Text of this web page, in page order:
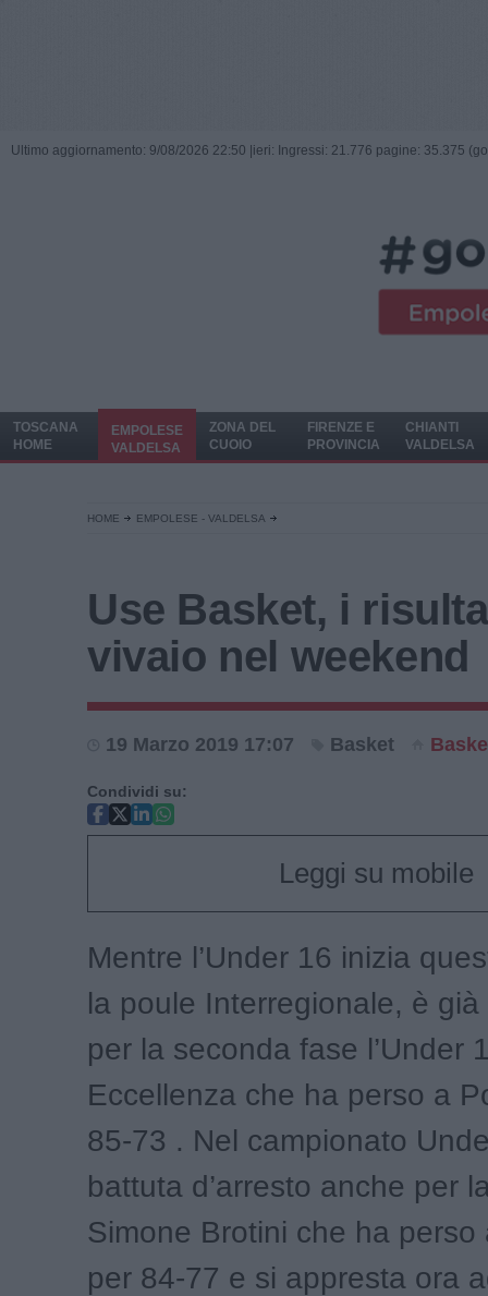
Ultimo aggiornamento: 9/08/2026 22:50 | ieri: Ingressi: 21.776 pagine: 35.375
TOSCANA
HOME
EMPOLESE
VALDELSA
ZONA DEL
CUOIO
FIRENZE E
PROVINCIA
CHIANTI
VALDELSA
HOME EMPOLESE - VALDELSA
Use Basket, i
vivaio nel weekend
19 Marzo 2019 17:07 Basket
Condividi su:
Leggi su mobile
Mentre l’Under 16 inizia
la poule Interregionale, è
per la seconda fase l’Under
Eccellenza che ha perso a
85-73 . Nel campionato
battuta d’arresto anche per
Simone Brotini che ha perso
per 84-77 e si appresta ora